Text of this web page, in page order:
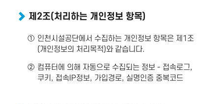
제2조(처리하는 개인정보 항목)
① 인천시설공단에서 수집하는 개인정보 항목은 제1조
(개인정보의 처리목적)와 같습니다.
② 컴퓨터에 의해 자동으로 수집되는 정보 - 접속로그,
쿠키, 접속IP정보, 가입경로, 실명인증 중복코드